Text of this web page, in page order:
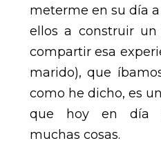
meterme en su día
ellos a construir
compartir esa
marido), que
como he dicho, es
que hoy en día
muchas cosas.